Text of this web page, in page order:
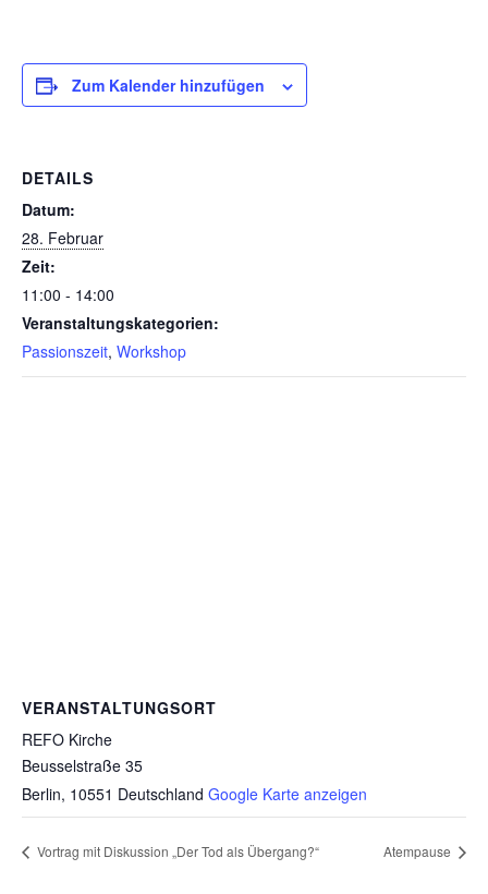
Zum Kalender hinzufügen
DETAILS
Datum:
28. Februar
Zeit:
11:00 - 14:00
Veranstaltungskategorien:
Passionszeit, Workshop
VERANSTALTUNGSORT
REFO Kirche
Beusselstraße 35
Berlin, 10551 Deutschland Google Karte anzeigen
Vortrag mit Diskussion „Der Tod als Übergang?“ Atempause